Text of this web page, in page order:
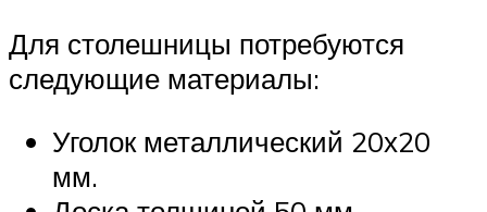
Для столешницы потребуются
следующие материалы:
Уголок металлический 20х20
мм.